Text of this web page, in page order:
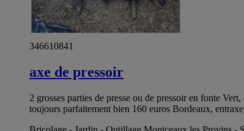
346610841
axe de pressoir
2 grosses parties de presse ou de pressoir en fonte
toujours parfaitement bien 160 euros Bordeaux,